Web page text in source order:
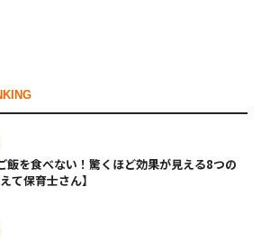
飯を食べない！驚くほど効果が見える8つの
て保育士さん】